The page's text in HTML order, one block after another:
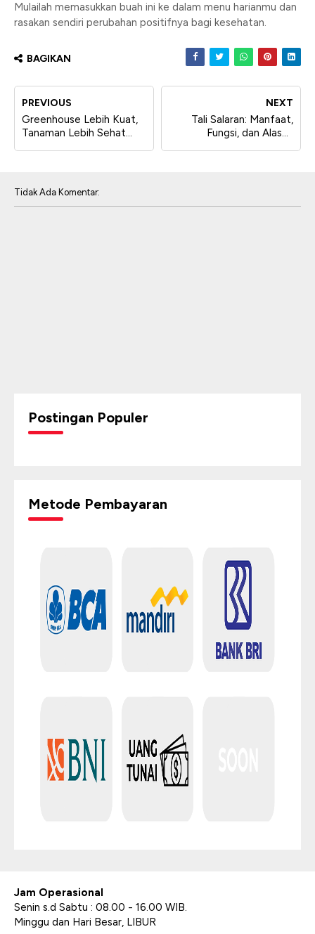
Mulailah memasukkan buah ini ke dalam menu harianmu dan
rasakan sendiri perubahan positifnya bagi kesehatan.
BAGIKAN
NEXT
Tali Salaran: Manfaat,
Fungsi, dan Alasan
PREVIOUS
Greenhouse Lebih Kuat,
Tanaman Lebih Sehat
Tidak Ada Komentar:
Postingan Populer
Metode Pembayaran
Jam Operasional
Senin s.d Sabtu : 08.00 - 16.00 WIB.
Minggu dan Hari Besar, LIBUR